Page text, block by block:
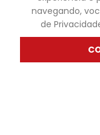
navegando,
de